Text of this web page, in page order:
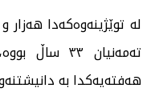
هەفتەیەکدا بە